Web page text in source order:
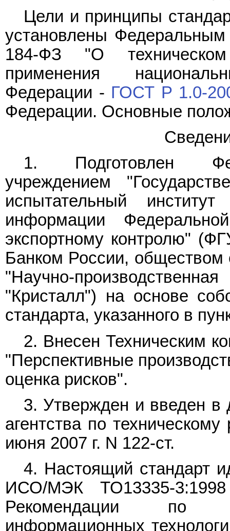
Цели и принципы
установлены
184-ФЗ "О
применения
Федерации - ГОСТ Р 1.0-
Федерации. Основные
1. Подготовлен
учреждением
испытательный
информации
экспортному контролю"
Банком России, обществом
"Научно-
"Кристалл") на основе
стандарта, указанного в
2. Внесен Техническим
"Перспективные
оценка рисков".
3. Утвержден и введен в
агентства по
июня 2007 г. N 122-ст.
4. Настоящий стандарт
ИСО/МЭК ТО13335-3:1998
Рекомендации по
информационных